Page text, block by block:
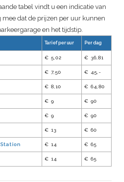
tabel vindt u een indicatie van
mee dat de prijzen per uur kunnen
en het tijdstip.
Tarief per uur Per dag
€ 5,02 € 36,81
€ 7,50 € 45,-
€ 8,10 € 64,80
€ 9 € 90
€ 9 € 90
€ 13 € 60
€ 14 € 65
€ 14 € 65